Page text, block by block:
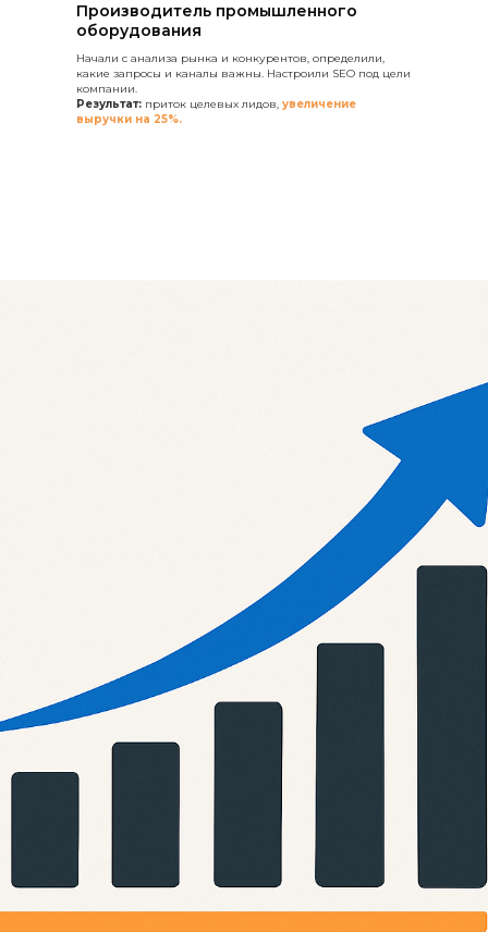
Производитель промышленного
оборудования
Начали с анализа рынка и конкурентов, определили,
какие запросы и каналы важны. Настроили SEO под цели
компании.
Результат: приток целевых лидов, увеличение
выручки на 25%.